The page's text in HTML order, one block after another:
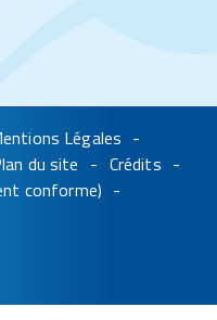
Légales
du site
Crédits
conforme)